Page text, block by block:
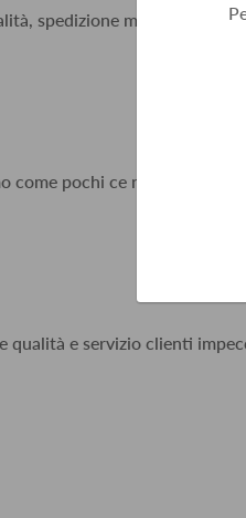
spedizione molto
pochi ce ne sono
qualità e servizio clienti